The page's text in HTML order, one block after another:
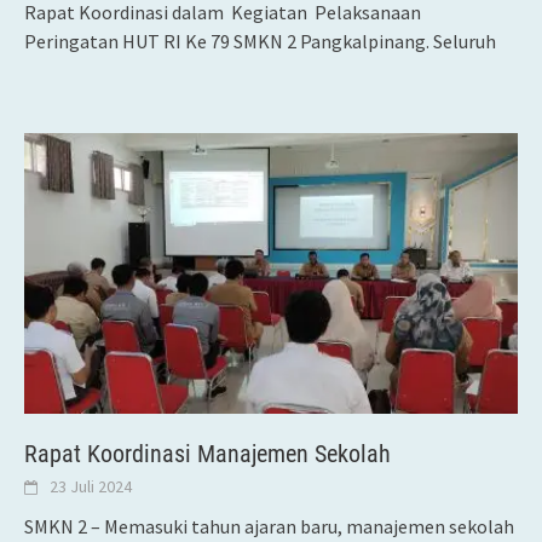
Rapat Koordinasi dalam Kegiatan Pelaksanaan
Peringatan HUT RI Ke 79 SMKN 2 Pangkalpinang. Seluruh
Rapat Koordinasi Manajemen Sekolah
23 Juli 2024
SMKN 2 – Memasuki tahun ajaran baru, manajemen sekolah